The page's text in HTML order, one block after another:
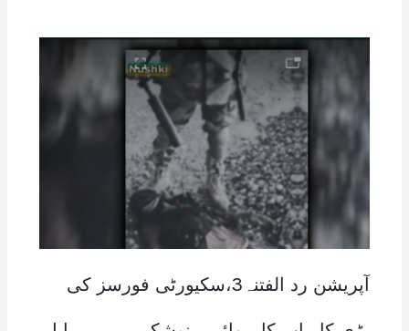
آپریشن رد الفتنہ3،سکیورٹی فورسز کی